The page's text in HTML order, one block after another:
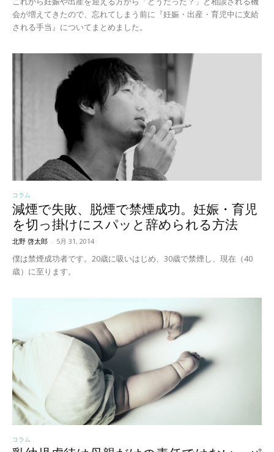
会が増えてきたので、忘れてしまう前に『妊娠・出産・育児中に支給
される手当』についてまとめました。
コラム
減煙で失敗、脱煙で禁煙成功。妊娠・育児
を切っ掛けにスパッと辞められる方法
北野 啓太郎 - 5月 31, 2014
僕は禁煙成功者です。20歳に吸いはじめ、30歳で禁煙し、現在（40
歳）に至ります。
コラム